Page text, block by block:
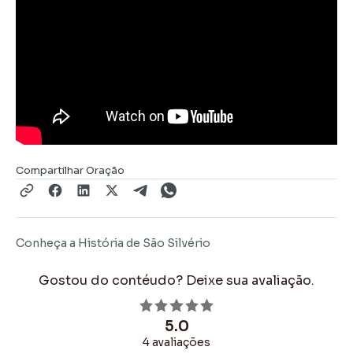
Compartilhar Oração
Conheça a História de São Silvério